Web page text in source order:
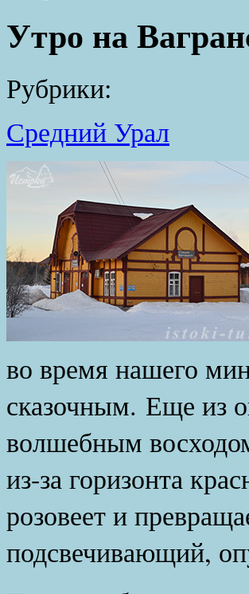
Утро на
Рубрики:
Средний Урал
во время нашего
сказочным. Еще из
волшебным
из-за горизонта
розовеет и
подсвечивающий,